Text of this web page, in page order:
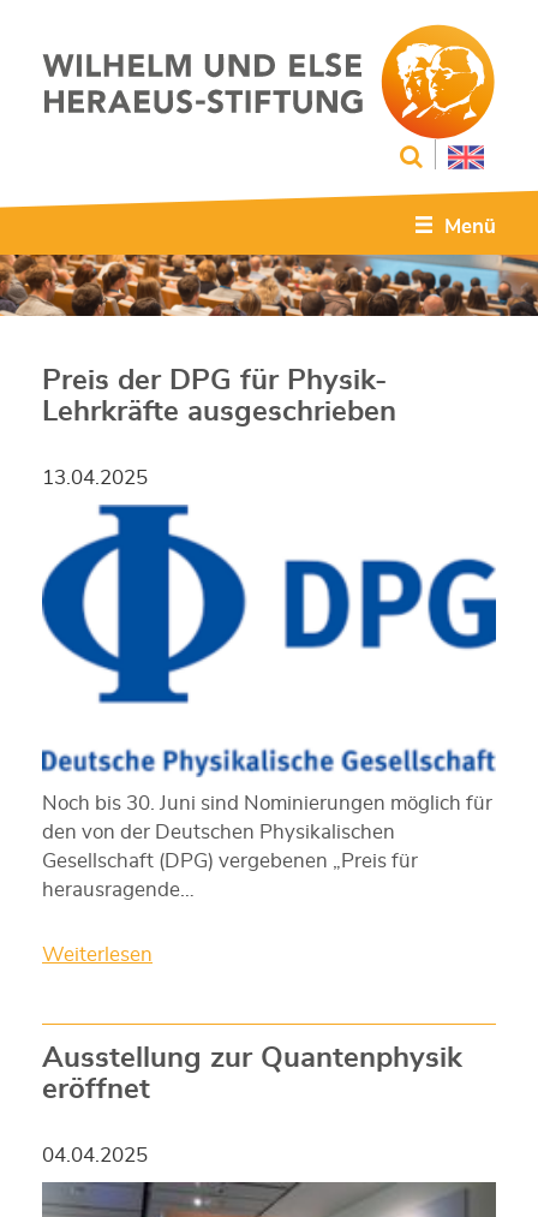
Menü
Preis der DPG für Physik-
Lehrkräfte ausgeschrieben
13.04.2025
Noch bis 30. Juni sind Nominierungen möglich für
den von der Deutschen Physikalischen
Gesellschaft (DPG) vergebenen „Preis für
herausragende…
Weiterlesen
Ausstellung zur Quantenphysik
eröffnet
04.04.2025